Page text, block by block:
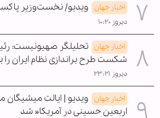
اخبار جهان ویدیو/ نخست‌وزیر
دیروز ۱۰:۲۰
اخبار جهان تحلیلگر صهیونیست:
شکست طرح براندازی نظام ایران را
دیروز ۲۳:۲۱
اخبار جهان ویدیو | ایالت میشیگان
اربعین حسینی در آمریکا« شد